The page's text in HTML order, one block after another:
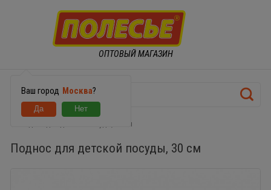
ОПТОВЫЙ МАГАЗИН
Ваш город Москва?
Поднос для детской посуды, 30 см
Поднос для детской посуды, 30 см